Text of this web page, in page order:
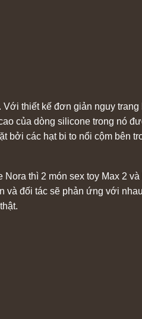
thiết kế đơn giản nguy trang
của dòng silicone trong nó
bởi các hạt bi to nổi cộm bên
thì 2 món sex toy Max 2 và
và đối tác sẽ phản ứng với